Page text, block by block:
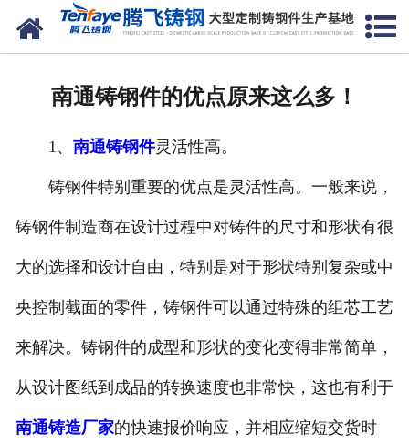
网站首页
生产能力
联系我们
南通铸钢件的优点原来这么多！
1、 南通铸钢件灵活性高。
铸钢件特别重要的优点是灵活性高。一般来说，
铸钢件制造商在设计过程中对铸件的尺寸和形状有很
大的选择和设计自由，特别是对于形状特别复杂或中
央控制截面的零件，铸钢件可以通过特殊的组芯工艺
来解决。铸钢件的成型和形状的变化变得非常简单，
从设计图纸到成品的转换速度也非常快，这也有利于
南通铸造厂家的快速报价响应，并相应缩短交货时